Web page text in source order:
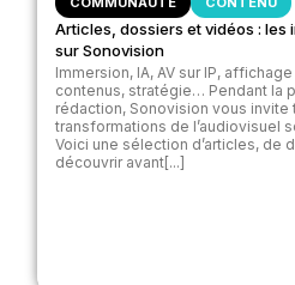
Articles, dossiers et vidéos : les
sur Sonovision
Immersion, IA, AV sur IP,
contenus, stratégie… Pendant la
rédaction, Sonovision vous invite
transformations de l’audiovisuel
Voici une sélection d’articles, de
découvrir avant[...]